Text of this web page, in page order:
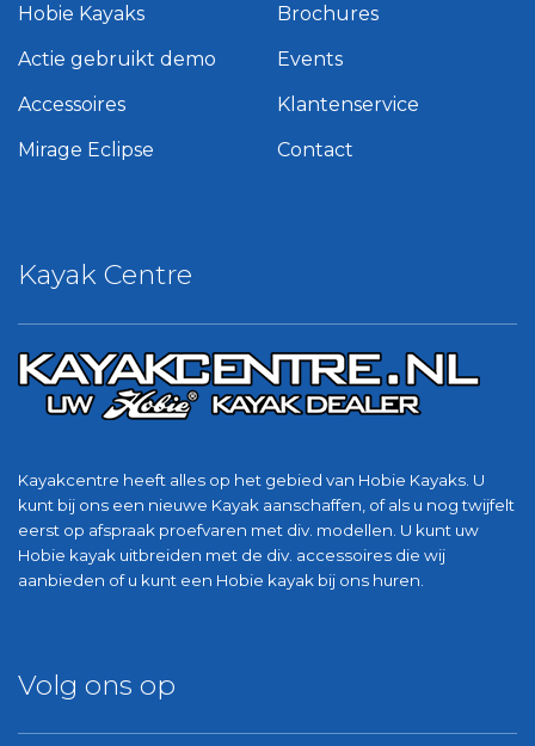
Kayak Centre
Kayakcentre heeft alles op het gebied van Hobie Kayaks. U
kunt bij ons een nieuwe Kayak aanschaffen, of als u nog twijfelt
eerst op afspraak proefvaren met div. modellen. U kunt uw
Hobie kayak uitbreiden met de div. accessoires die wij
aanbieden of u kunt een Hobie kayak bij ons huren.
Hobie Kayaks
Actie gebruikt demo
Accessoires
Mirage Eclipse
Brochures
Events
Klantenservice
Contact
Volg ons op